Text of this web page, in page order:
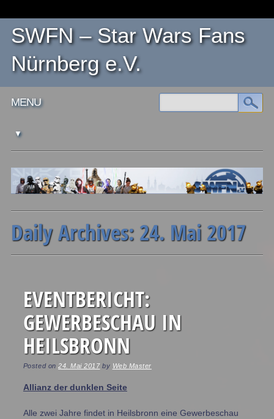
SWFN – Star Wars Fans
Nürnberg e.V.
Main menu
MENU
Daily Archives: 24. Mai 2017
EVENTBERICHT:
GEWERBESCHAU IN
HEILSBRONN
Posted on24. Mai 2017 by Web Master
Allianz der dunklen Seite
Alle zwei Jahre findet in Heilsbronn eine Gewerbeschau